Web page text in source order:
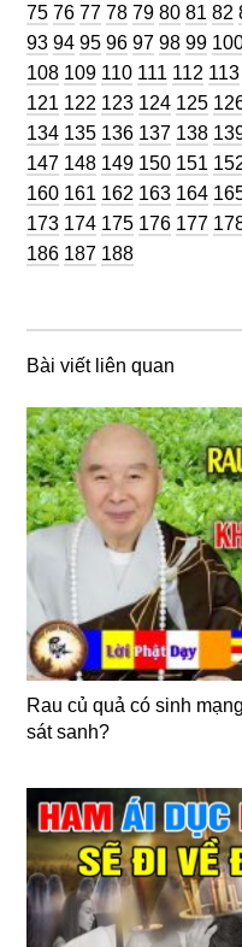
75 Trang
76 Trang
77 Trang
78 Trang
79 Trang
80 Trang
81 82
93 Trang
94 Trang
95 Trang
96 Trang
97 Trang
98 Trang
99
108 Trang
109 Trang
110 Trang
111 Trang
112 113
121 Trang
122 Trang
123 Trang
124 Trang
125
134 Trang
135 Trang
136 Trang
137 Trang
138
147 Trang
148 Trang
149 Trang
150 Trang
151
160 Trang
161 Trang
162 Trang
163 Trang
164
173 Trang
174 Trang
175 Trang
176 Trang
177
186 Trang
187 Trang
188
Bài viết liên quan
Rau củ quả có sinh
sát sanh?